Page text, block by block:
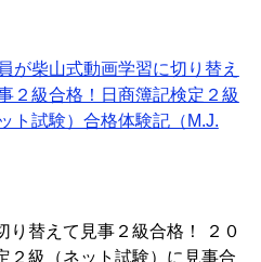
が柴山式動画学習に切り替え
２級合格！日商簿記検定２級
ット試験）合格体験記（M.J.
り替えて見事２級合格！ ２０
２級（ネット試験）に見事合